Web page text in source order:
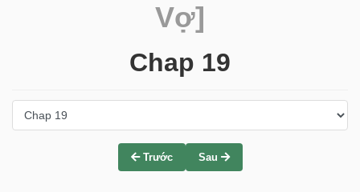
Vợ]
Chap 19
Trước Sau